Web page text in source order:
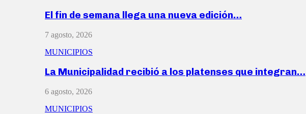
El fin de semana llega una nueva edición…
7 agosto, 2026
MUNICIPIOS
La Municipalidad recibió a los platenses que integran…
6 agosto, 2026
MUNICIPIOS